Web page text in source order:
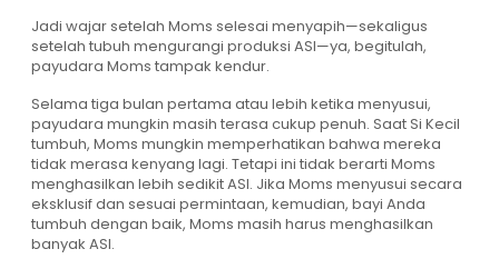
Jadi wajar setelah Moms selesai menyapih—sekaligus
setelah tubuh mengurangi produksi ASI—ya, begitulah,
payudara Moms tampak kendur.
Selama tiga bulan pertama atau lebih ketika menyusui,
payudara mungkin masih terasa cukup penuh. Saat Si Kecil
tumbuh, Moms mungkin memperhatikan bahwa mereka
tidak merasa kenyang lagi. Tetapi ini tidak berarti Moms
menghasilkan lebih sedikit ASI. Jika Moms menyusui secara
eksklusif dan sesuai permintaan, kemudian, bayi Anda
tumbuh dengan baik, Moms masih harus menghasilkan
banyak ASI.